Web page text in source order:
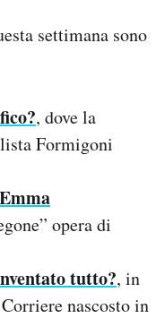
settimana sono
, dove la
Formigoni
opera di
tutto?, in
nascosto in